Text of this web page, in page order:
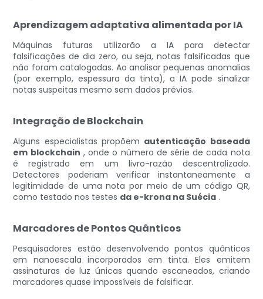
Aprendizagem adaptativa alimentada por IA
Máquinas futuras utilizarão a IA para detectar
falsificações de dia zero, ou seja, notas falsificadas que
não foram catalogadas. Ao analisar pequenas anomalias
(por exemplo, espessura da tinta), a IA pode sinalizar
notas suspeitas mesmo sem dados prévios.
Integração de Blockchain
Alguns especialistas propõem autenticação baseada
em blockchain , onde o número de série de cada nota
é registrado em um livro-razão descentralizado.
Detectores poderiam verificar instantaneamente a
legitimidade de uma nota por meio de um código QR,
como testado nos testes da e-krona na Suécia .
Marcadores de Pontos Quânticos
Pesquisadores estão desenvolvendo pontos quânticos
em nanoescala incorporados em tinta. Eles emitem
assinaturas de luz únicas quando escaneados, criando
marcadores quase impossíveis de falsificar.